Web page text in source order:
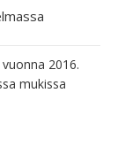
2016.
mukissa